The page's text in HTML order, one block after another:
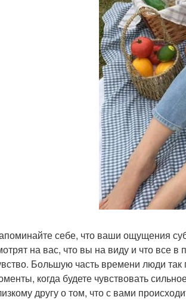
себе, что ваши ощущения
на вас, что вы на виду и что все
Большую часть времени люди
когда будете чувствовать
другу о том, что с вами